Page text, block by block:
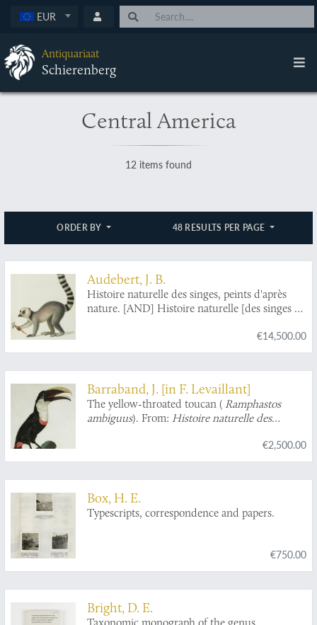
EUR
Antiquariaat
Schierenberg
Central America
12 items found
ORDER BY 48 RESULTS PER PAGE
Audebert, J. B.
Histoire naturelle des singes, peints d'après
nature. [AND] Histoire naturelle [des singes et]
€14,500.00
Barraband, J. [in F. Levaillant]
The yellow-throated toucan ( Ramphastos
ambiguus). From: Histoire naturelle des
[Plate 9. Le Tocard].
€2,500.00
Box, H. E.
Typescripts, correspondence and papers.
€750.00
Bright, D. E.